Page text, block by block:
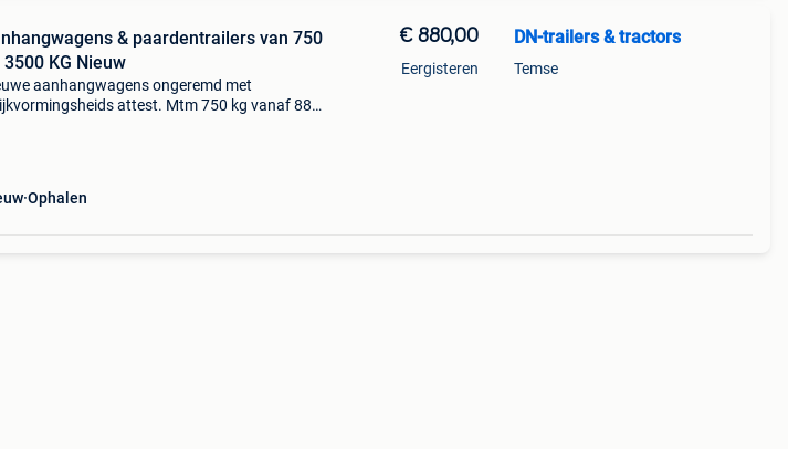
& paardentrailers van 750
KG Nieuw
aanhangwagens ongeremd met
attest. Mtm 750 kg vanaf 880
Ophalen
€ 880,00
Eergisteren
DN-trailers & tractors
Temse